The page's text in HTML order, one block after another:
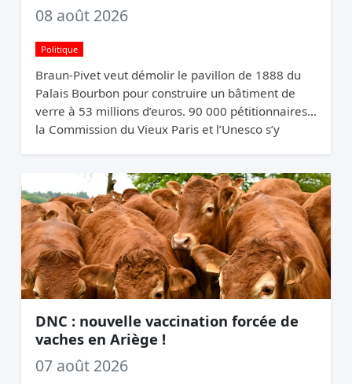
08 août 2026
Politique
Braun-Pivet veut démolir le pavillon de 1888 du
Palais Bourbon pour construire un bâtiment de
verre à 53 millions d’euros. 90 000 pétitionnaires,
la Commission du Vieux Paris et l’Unesco s’y
DNC : nouvelle vaccination forcée de
vaches en Ariège !
07 août 2026